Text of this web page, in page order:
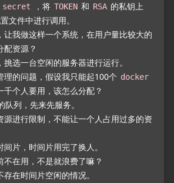
secret ，将 TOKEN 和 RSA 的私钥上
文件中进行调用。
让我做这样一个系统，在用户量比较大的
配资源？
选一台空闲的服务器进行运行。
理的问题，假设我只能起100个 docker
千个人要用，该怎么分配？
队列，先来先服务。
源进行限制，不能让一个人占用过多的资
片，时间片用完了换人。
不在用，不是就浪费了嘛？
在时间片空闲的情况。